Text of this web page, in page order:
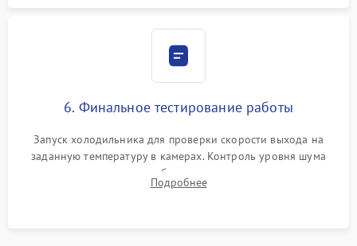
6. Финальное тестирование работы
Запуск холодильника для проверки скорости выхода на
заданную температуру в камерах. Контроль уровня шума
компрессора, отсутствия обмерзания стенок и корректного
срабатывания системы автоматической оттайки.
Подробнее